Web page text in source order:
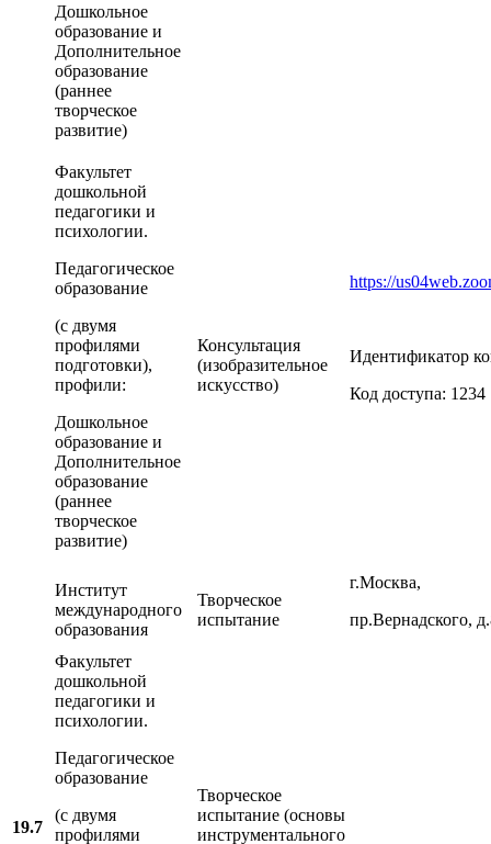
Дошкольное
образование и
Дополнительное
образование
(раннее
творческое
развитие)
Факультет
дошкольной
педагогики и
психологии.
Педагогическое
образование
(с двумя
профилями
подготовки),
профили:
Дошкольное
образование и
Дополнительное
образование
(раннее
творческое
развитие)
Консультация
(изобразительное
искусство)
https://
Идентификатор
Код доступа: 1234
19.7
Институт
международного
образования
Творческое
испытание
г.Москва,
пр.Вернадского,
Факультет
дошкольной
педагогики и
психологии.
Педагогическое
образование
(с двумя
профилями
Творческое
испытание (основы
инструментального